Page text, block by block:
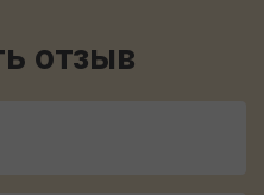
отзыв